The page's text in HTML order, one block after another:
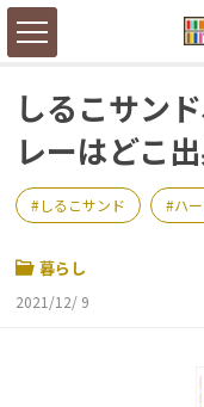
しるこサン
レーはどこ
しるこサンド ハ
暮らし
2021/12/ 9